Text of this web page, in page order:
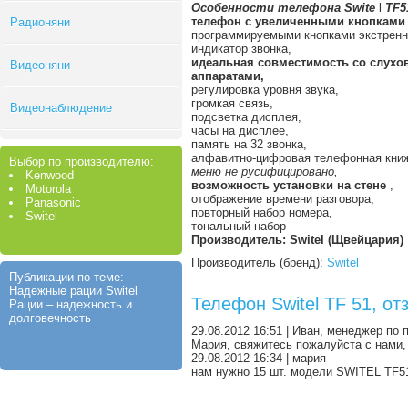
Радионяни
Видеоняни
Видеонаблюдение
Выбор по производителю:
Kenwood
Motorola
Panasonic
Switel
Публикации по теме:
Надежные рации Switel
Рации – надежность и
долговечность
Особенности телефона Swite
телефон с увеличенными кнопками
программируемыми кнопками
индикатор звонка,
идеальная совместимость со
аппаратами,
регулировка уровня звука,
громкая связь,
подсветка дисплея,
часы на дисплее,
память на 32 звонка,
алфавитно-цифровая телефонная
меню не русифицировано,
возможность установки на стене ,
отображение времени разговора,
повторный набор номера,
тональный набор
Производитель: Switel (Щвейцария)
Производитель (бренд): Switel
Телефон Switel TF 51,
29.08.2012 16:51 | Иван, менеджер по
Мария, свяжитесь пожалуйста с
29.08.2012 16:34 | мария
нам нужно 15 шт. модели SWITEL